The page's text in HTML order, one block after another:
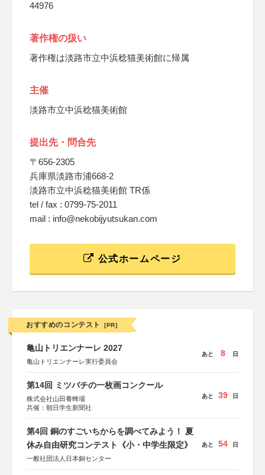
44976
著作権の扱い
著作権は淡路市立中浜稔猫美術館に帰属
主催
淡路市立中浜稔猫美術館
提出先・問合先
〒656-2305
兵庫県淡路市浦668-2
淡路市立中浜稔猫美術館 TR係
tel / fax : 0799-75-2011
mail : info@nekobijyutsukan.com
公式ホームページ
おすすめのコンテスト [PR]
亀山トリエンナーレ 2027
亀山トリエンナーレ実行委員会
あと 8 日
第14回 ミツバチの一枚画コンクール
株式会社山田養蜂場
共催：朝日学生新聞社
あと 39 日
第4回 銅のすごいちからを調べてみよう！ 夏
休み自由研究コンテスト《小・中学生限定》
一般社団法人日本銅センター
あと 54 日